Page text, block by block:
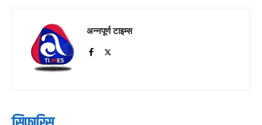
अन्नपूर्ण टाइम्स